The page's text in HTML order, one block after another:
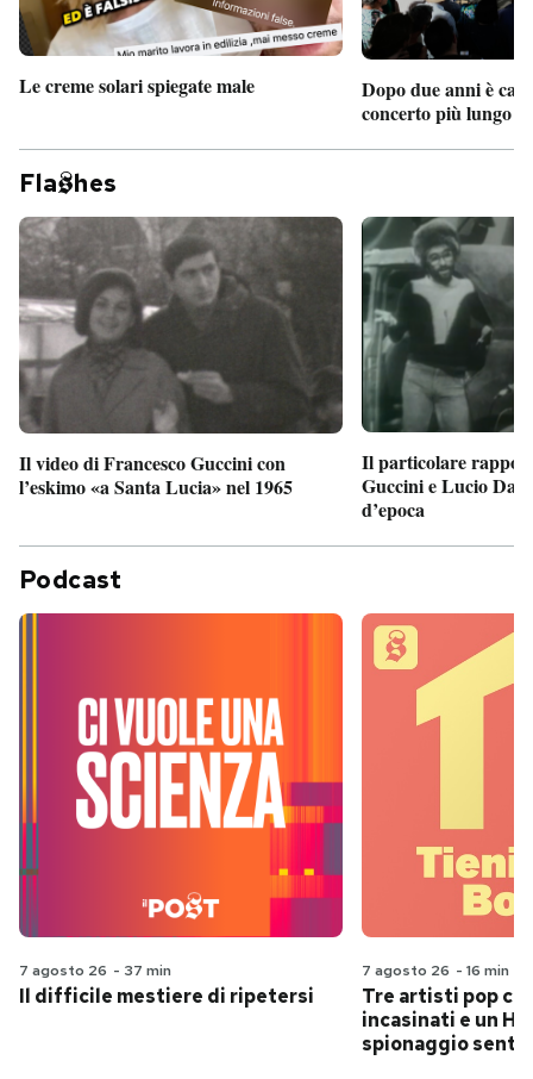
Le creme solari spiegate male
Dopo due anni è
concerto più lungo
Fla hes
Il video di Francesco Guccini con
l’eskimo «a Santa Lucia» nel 1965
Il particolare
Guccini e Lucio
d’epoca
Podcast
7 agosto 26 - 37 min
Il difficile mestiere di ripetersi
7 agosto 26 - 16 min
Tre artisti pop
incasinati e un
spionaggio